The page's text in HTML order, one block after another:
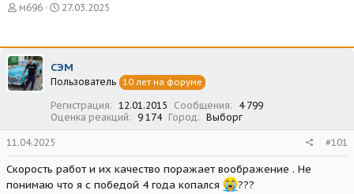
А
о
р
т
е
м696
Д
а
а
ч
л
а
27.03.2025
СЭМ
Пользователь 10 лет на форуме
Регистрация 12.01.2015 Сообщения
4 799
Оценка реакций
9 174 Город Выборг
11.04.2025 #101
Скорость работ и их качество поражает воображение . Не
понимаю что я с победой 4 года копался
???